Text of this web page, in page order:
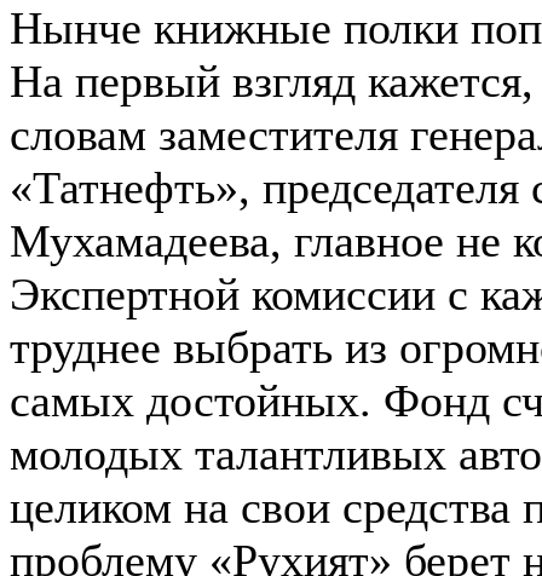
Нынче книжные полки
На первый взгляд
словам заместителя
«Татнефть»,
Мухамадеева, главное не
Экспертной комиссии с
труднее выбрать из
самых достойных. Фонд
молодых талантливых
целиком на свои
проблему «Рухият» берет